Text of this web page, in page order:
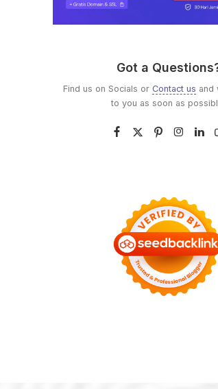
Got a
Find us on Socials or Contact us and
to you as soon as